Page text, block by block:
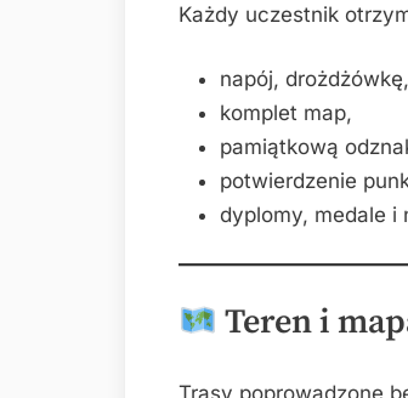
Każdy uczestnik
napój,
komplet map,
pamiątkową
potwierdzenie
dyplomy, medale i
Teren i